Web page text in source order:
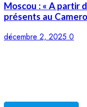
Moscou : « A partir
présents au
décembre 2, 2025 0